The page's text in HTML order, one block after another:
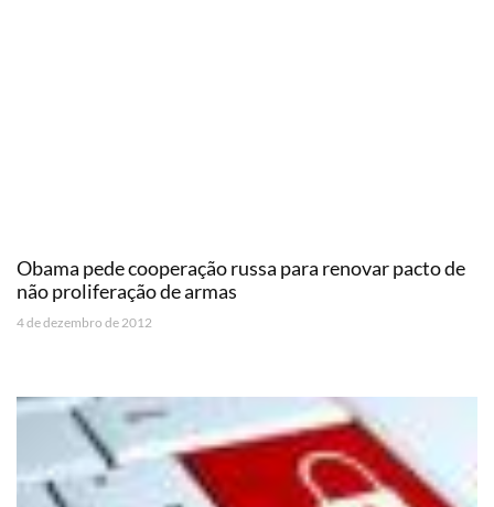
Obama pede cooperação russa para renovar pacto de
não proliferação de armas
4 de dezembro de 2012